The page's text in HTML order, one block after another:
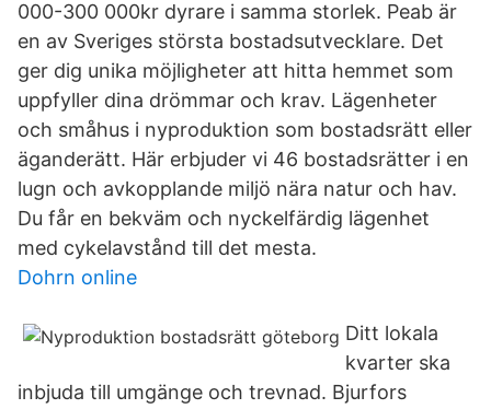
000-300 000kr dyrare i samma storlek. Peab är
en av Sveriges största bostadsutvecklare. Det
ger dig unika möjligheter att hitta hemmet som
uppfyller dina drömmar och krav. Lägenheter
och småhus i nyproduktion som bostadsrätt eller
äganderätt. Här erbjuder vi 46 bostadsrätter i en
lugn och avkopplande miljö nära natur och hav.
Du får en bekväm och nyckelfärdig lägenhet
med cykelavstånd till det mesta.
Dohrn online
Ditt lokala
kvarter ska
inbjuda till umgänge och trevnad. Bjurfors